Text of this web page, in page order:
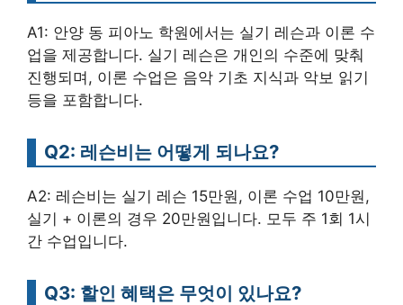
A1: 안양 동 피아노 학원에서는 실기 레슨과 이론 수
업을 제공합니다. 실기 레슨은 개인의 수준에 맞춰
진행되며, 이론 수업은 음악 기초 지식과 악보 읽기
등을 포함합니다.
Q2: 레슨비는 어떻게 되나요?
A2: 레슨비는 실기 레슨 15만원, 이론 수업 10만원,
실기 + 이론의 경우 20만원입니다. 모두 주 1회 1시
간 수업입니다.
Q3: 할인 혜택은 무엇이 있나요?